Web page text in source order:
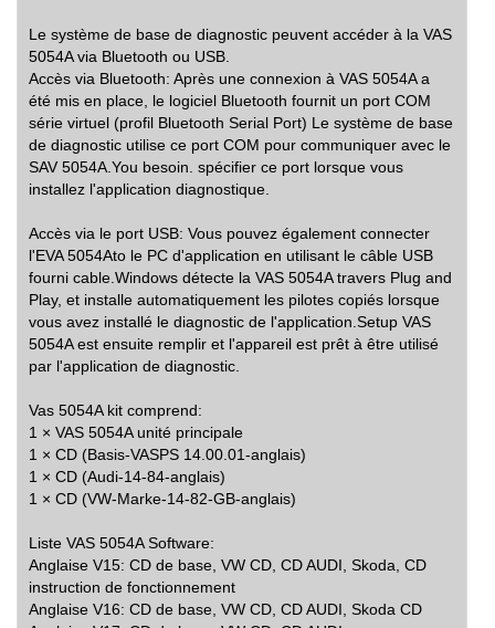
Le système de base de diagnostic peuvent accéder à la VAS
5054A via Bluetooth ou USB.
Accès via Bluetooth: Après une connexion à VAS 5054A a
été mis en place, le logiciel Bluetooth fournit un port COM
série virtuel (profil Bluetooth Serial Port) Le système de base
de diagnostic utilise ce port COM pour communiquer avec le
SAV 5054A.You besoin. spécifier ce port lorsque vous
installez l'application diagnostique.
Accès via le port USB: Vous pouvez également connecter
l'EVA 5054Ato le PC d'application en utilisant le câble USB
fourni cable.Windows détecte la VAS 5054A travers Plug and
Play, et installe automatiquement les pilotes copiés lorsque
vous avez installé le diagnostic de l'application.Setup VAS
5054A est ensuite remplir et l'appareil est prêt à être utilisé
par l'application de diagnostic.
Vas 5054A kit comprend:
1 × VAS 5054A unité principale
1 × CD (Basis-VASPS 14.00.01-anglais)
1 × CD (Audi-14-84-anglais)
1 × CD (VW-Marke-14-82-GB-anglais)
Liste VAS 5054A Software:
Anglaise V15: CD de base, VW CD, CD AUDI, Skoda, CD
instruction de fonctionnement
Anglaise V16: CD de base, VW CD, CD AUDI, Skoda CD